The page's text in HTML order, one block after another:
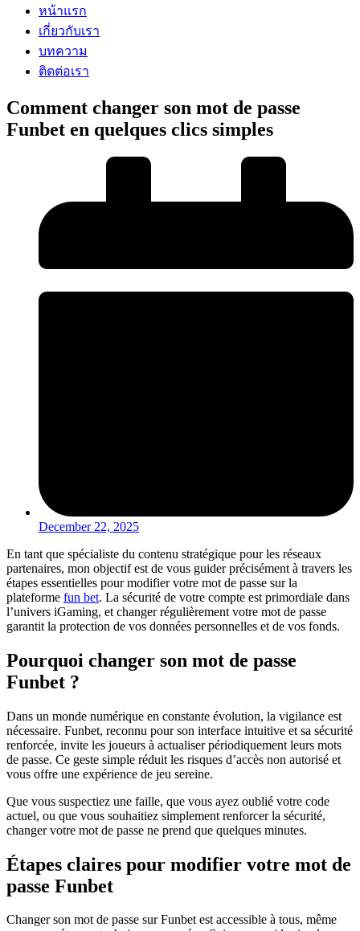
หน้าแรก
เกี่ยวกับเรา
บทความ
ติดต่อเรา
Comment changer son mot de passe
Funbet en quelques clics simples
December 22, 2025
En tant que spécialiste du contenu stratégique pour les réseaux
partenaires, mon objectif est de vous guider précisément à travers les
étapes essentielles pour modifier votre mot de passe sur la
plateforme fun bet. La sécurité de votre compte est primordiale dans
l’univers iGaming, et changer régulièrement votre mot de passe
garantit la protection de vos données personnelles et de vos fonds.
Pourquoi changer son mot de passe
Funbet ?
Dans un monde numérique en constante évolution, la vigilance est
nécessaire. Funbet, reconnu pour son interface intuitive et sa sécurité
renforcée, invite les joueurs à actualiser périodiquement leurs mots
de passe. Ce geste simple réduit les risques d’accès non autorisé et
vous offre une expérience de jeu sereine.
Que vous suspectiez une faille, que vous ayez oublié votre code
actuel, ou que vous souhaitiez simplement renforcer la sécurité,
changer votre mot de passe ne prend que quelques minutes.
Étapes claires pour modifier votre mot de
passe Funbet
Changer son mot de passe sur Funbet est accessible à tous, même